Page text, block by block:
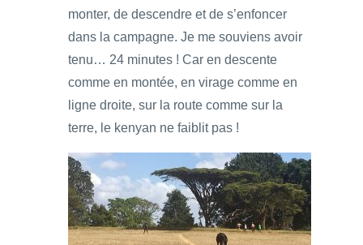
monter, de descendre et de s’enfoncer
dans la campagne. Je me souviens avoir
tenu… 24 minutes ! Car en descente
comme en montée, en virage comme en
ligne droite, sur la route comme sur la
terre, le kenyan ne faiblit pas !